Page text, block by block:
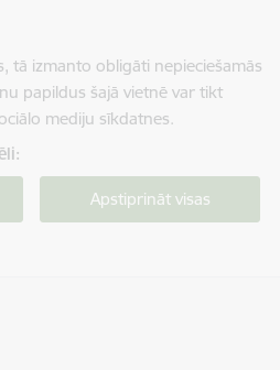
tā izmanto obligāti nepieciešamās
papildus šajā vietnē var tikt
mediju sīkdatnes.
Apstiprināt visas